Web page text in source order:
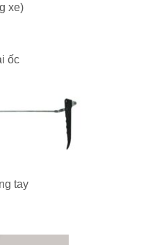
xe)
ốc
tay